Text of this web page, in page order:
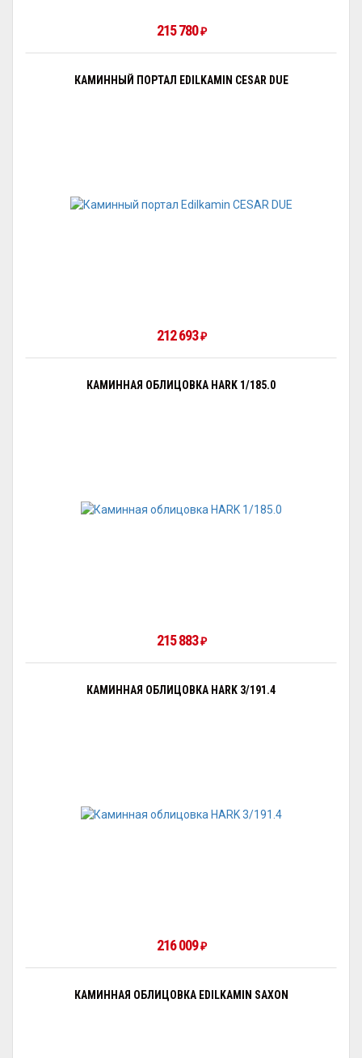
215 780₽
КАМИННЫЙ ПОРТАЛ EDILKAMIN CESAR DUE
212 693₽
КАМИННАЯ ОБЛИЦОВКА HARK 1/185.0
215 883₽
КАМИННАЯ ОБЛИЦОВКА HARK 3/191.4
216 009₽
КАМИННАЯ ОБЛИЦОВКА EDILKAMIN SAXON